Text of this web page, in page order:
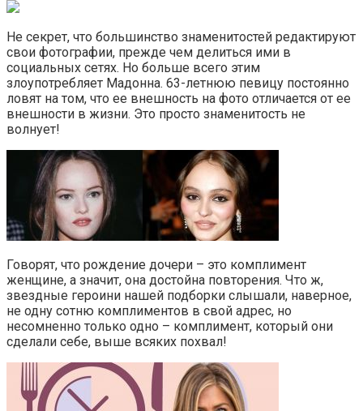
Не секрет, что большинство знаменитостей редактируют
свои фотографии, прежде чем делиться ими в
социальных сетях. Но больше всего этим
злоупотребляет Мадонна. 63-летнюю певицу постоянно
ловят на том, что ее внешность на фото отличается от ее
внешности в жизни. Это просто знаменитость не
волнует!
Говорят, что рождение дочери – это комплимент
женщине, а значит, она достойна повторения. Что ж,
звездные героини нашей подборки слышали, наверное,
не одну сотню комплиментов в свой адрес, но
несомненно только одно – комплимент, который они
сделали себе, выше всяких похвал!